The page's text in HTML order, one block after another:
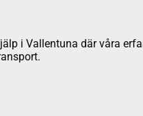
i Vallentuna där våra